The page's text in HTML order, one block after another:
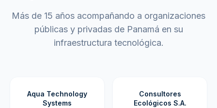
Más de 15 años acompañando a organizaciones
públicas y privadas de Panamá en su
infraestructura tecnológica.
Aqua Technology
Systems
Consultores
Ecológicos S.A.